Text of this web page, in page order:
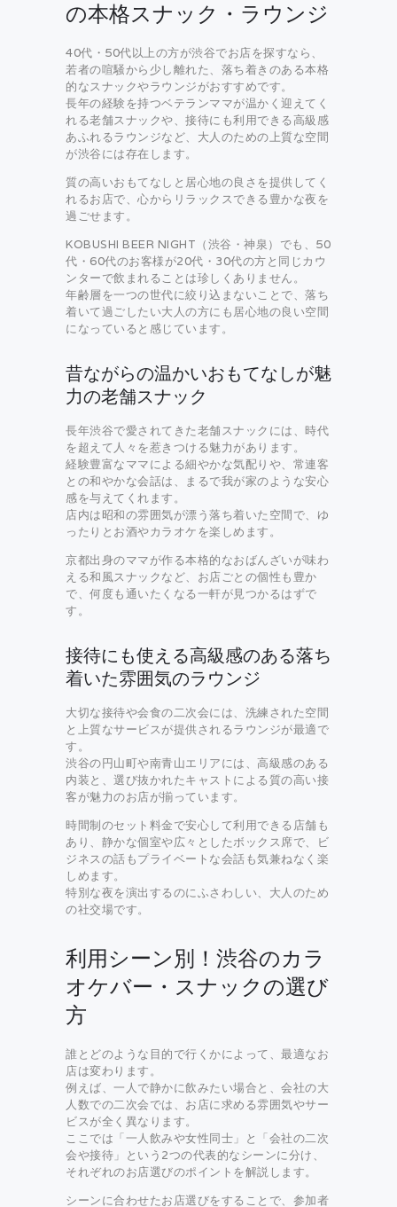
の本格スナック・ラウンジ
40代・50代以上の方が渋谷でお店を探すなら、
若者の喧騒から少し離れた、落ち着きのある本格
的なスナックやラウンジがおすすめです。
長年の経験を持つベテランママが温かく迎えてく
れる老舗スナックや、接待にも利用できる高級感
あふれるラウンジなど、大人のための上質な空間
が渋谷には存在します。
質の高いおもてなしと居心地の良さを提供してく
れるお店で、心からリラックスできる豊かな夜を
過ごせます。
KOBUSHI BEER NIGHT（渋谷・神泉）でも、50
代・60代のお客様が20代・30代の方と同じカウ
ンターで飲まれることは珍しくありません。
年齢層を一つの世代に絞り込まないことで、落ち
着いて過ごしたい大人の方にも居心地の良い空間
になっていると感じています。
昔ながらの温かいおもてなしが魅
力の老舗スナック
長年渋谷で愛されてきた老舗スナックには、時代
を超えて人々を惹きつける魅力があります。
経験豊富なママによる細やかな気配りや、常連客
との和やかな会話は、まるで我が家のような安心
感を与えてくれます。
店内は昭和の雰囲気が漂う落ち着いた空間で、ゆ
ったりとお酒やカラオケを楽しめます。
京都出身のママが作る本格的なおばんざいが味わ
える和風スナックなど、お店ごとの個性も豊か
で、何度も通いたくなる一軒が見つかるはずで
す。
接待にも使える高級感のある落ち
着いた雰囲気のラウンジ
大切な接待や会食の二次会には、洗練された空間
と上質なサービスが提供されるラウンジが最適で
す。
渋谷の円山町や南青山エリアには、高級感のある
内装と、選び抜かれたキャストによる質の高い接
客が魅力のお店が揃っています。
時間制のセット料金で安心して利用できる店舗も
あり、静かな個室や広々としたボックス席で、ビ
ジネスの話もプライベートな会話も気兼ねなく楽
しめます。
特別な夜を演出するのにふさわしい、大人のため
の社交場です。
利用シーン別！渋谷のカラ
オケバー・スナックの選び
方
誰とどのような目的で行くかによって、最適なお
店は変わります。
例えば、一人で静かに飲みたい場合と、会社の大
人数での二次会では、お店に求める雰囲気やサー
ビスが全く異なります。
ここでは「一人飲みや女性同士」と「会社の二次
会や接待」という2つの代表的なシーンに分け、
それぞれのお店選びのポイントを解説します。
シーンに合わせたお店選びをすることで、参加者